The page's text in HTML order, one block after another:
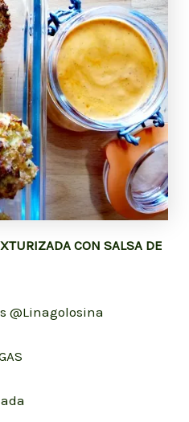
CON SALSA DE
@Linagolosina